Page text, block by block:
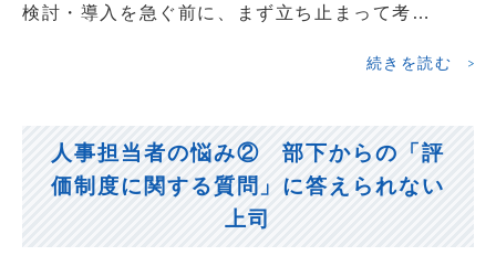
検討・導入を急ぐ前に、まず立ち止まって考…
続きを読む
人事担当者の悩み② 部下からの「評
価制度に関する質問」に答えられない
上司